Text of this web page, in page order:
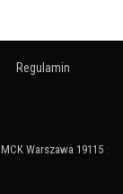
Regulamin
MCK Warszawa 19115 :